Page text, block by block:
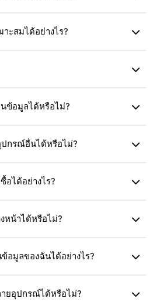
ะสมได้อย่างไร?
มารถเลือกตามความต้องการของ
ว คุณสามารถใช้งานเพื่อเชื่อมต่อ
ข้อมูลได้หรือไม่?
กรณ์อื่นได้หรือไม่?
พท์ของคุณ
อได้อย่างไร?
หน้าได้หรือไม่?
าถึง
อมูลของฉันได้อย่างไร?
ายอุปกรณ์ได้หรือไม่?